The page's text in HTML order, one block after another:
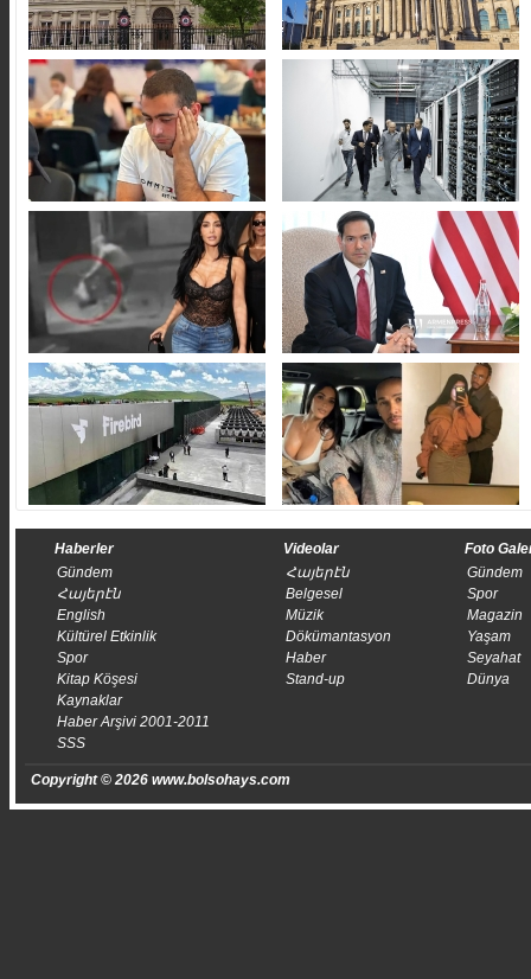
Haberler
Gündem
Հայերէն
English
Kültürel Etkinlik
Spor
Kitap Köşesi
Kaynaklar
Haber Arşivi 2001-2011
SSS
Videolar
Հայերէն
Belgesel
Müzik
Dökümantasyon
Haber
Stand-up
Foto
Gündem
Spor
Magazin
Yaşam
Seyahat
Dünya
Copyright © 2026 www.bolsohays.com